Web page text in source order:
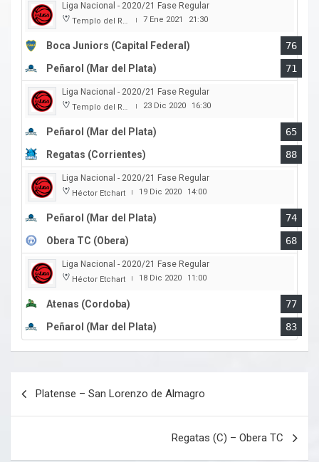
Liga Nacional - 2020/21 Fase Regular
Templo del Rock | 7 Ene 2021 21:30
Boca Juniors (Capital Federal)
76
Peñarol (Mar del Plata)
71
Liga Nacional - 2020/21 Fase Regular
Templo del Rock | 23 Dic 2020 16:30
Peñarol (Mar del Plata)
65
Regatas (Corrientes)
88
Liga Nacional - 2020/21 Fase Regular
Héctor Etchart | 19 Dic 2020 14:00
Peñarol (Mar del Plata)
74
Obera TC (Obera)
68
Liga Nacional - 2020/21 Fase Regular
Héctor Etchart | 18 Dic 2020 11:00
Atenas (Cordoba)
77
Peñarol (Mar del Plata)
83
Platense – San Lorenzo de Almagro
Regatas (C) – Obera TC